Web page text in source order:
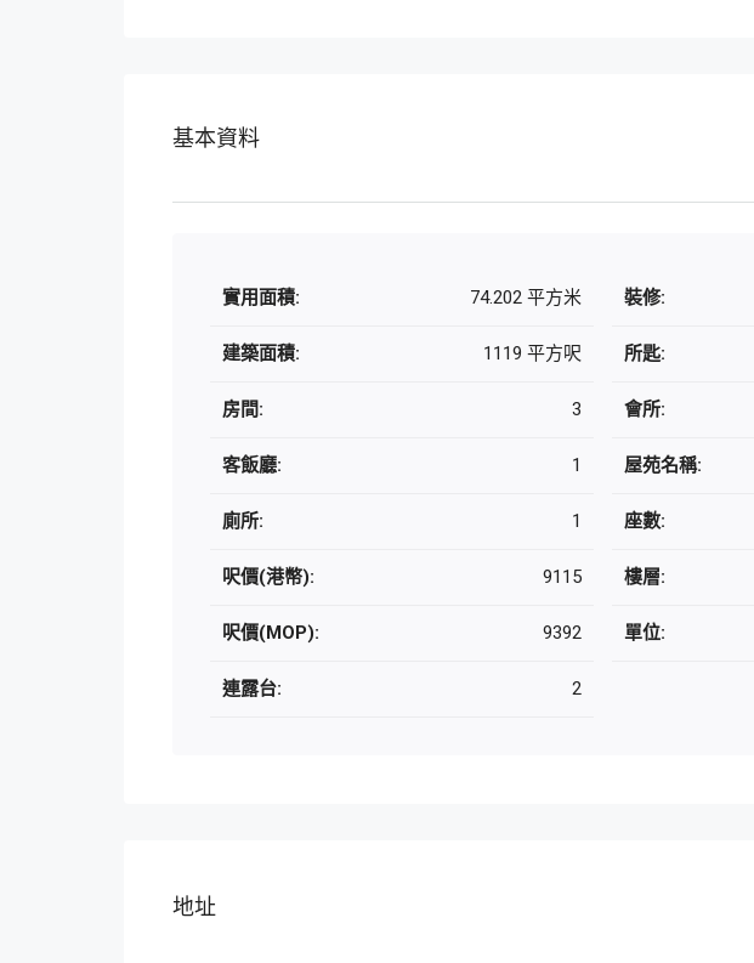
基本資料
實用面積: 74.202 平方米
建築面積: 1119 平方呎
房間: 3
客飯廳: 1
廁所: 1
呎價(港幣): 9115
呎價(MOP): 9392
連露台: 2
裝修:
所匙:
會所:
屋苑名稱:
座數:
樓層:
單位:
地址